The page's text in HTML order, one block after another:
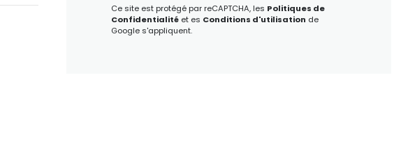
Ce site est protégé par reCAPTCHA, les Politiques de
Confidentialitéet es Conditions d'utilisation de
Google s'appliquent.